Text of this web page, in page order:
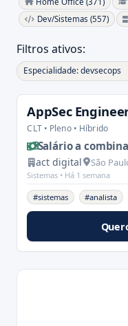
Dev/Sistemas (557)
Filtros ativos:
Especialidade: devsecops
AppSec
CLT • Pleno • Híbrido
Salário a
act digital São
Sistemas • Há 1 semana
#sistemas #analista